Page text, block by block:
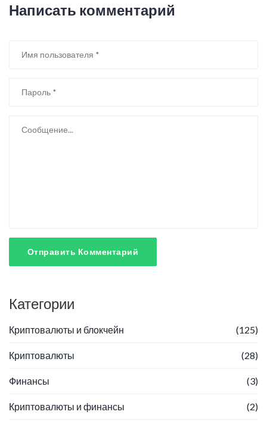
Написать комментарий
Отправить Комментарий
Категории
Криптовалюты и блокчейн (125)
Криптовалюты (28)
Финансы (3)
Криптовалюты и финансы (2)